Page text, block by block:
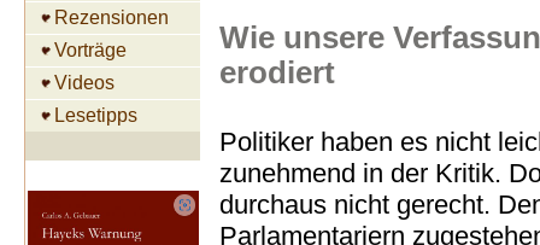
Rezensionen
Vorträge
Videos
Lesetipps
Wie unsere
erodiert
Politiker haben es nicht
zunehmend in der Kritik.
durchaus nicht gerecht.
Parlamentariern